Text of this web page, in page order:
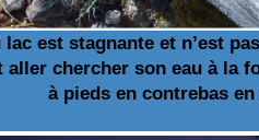
lac est stagnante et n’est
aller chercher son eau à la
à pieds en contrebas